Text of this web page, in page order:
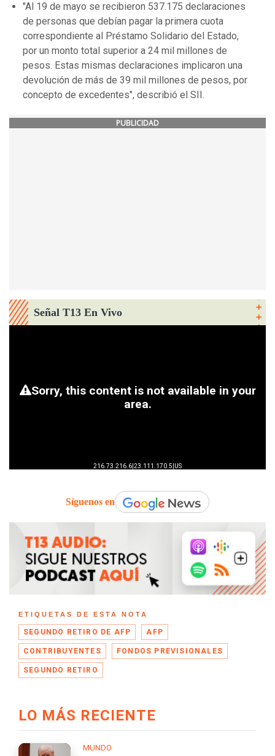
"Al 19 de mayo se recibieron 537.175 declaraciones
de personas que debían pagar la primera cuota
correspondiente al Préstamo Solidario del Estado,
por un monto total superior a 24 mil millones de
pesos. Estas mismas declaraciones implicaron una
devolución de más de 39 mil millones de pesos, por
concepto de excedentes", describió el SII.
PUBLICIDAD
Señal T13 En Vivo
Síguenos en
ETIQUETAS DE ESTA NOTA
SEGUNDO RETIRO DE AFP AFP
CONTRIBUYENTES FONDOS PREVISIONALES
SEGUNDO RETIRO
LO MÁS RECIENTE
MUNDO